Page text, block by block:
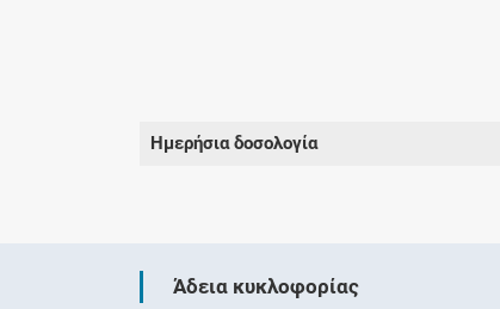
Ημερήσια δοσολογία
Άδεια κυκλοφορίας